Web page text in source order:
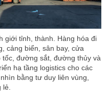
giới tỉnh, thành. Hàng hóa đi
cảng biển, sân bay, cửa
đường sắt, đường thủy và
hạ tầng logistics cho các
bằng tư duy liên vùng,